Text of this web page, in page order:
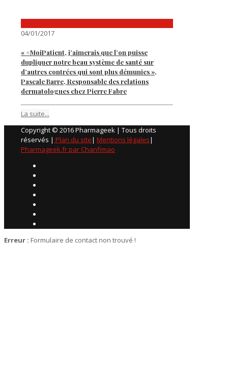
04/01/2017
« #MoiPatient, j’aimerais que l’on puisse
dupliquer notre beau système de santé sur
d’autres contrées qui sont plus démunies »,
Pascale Barre, Responsable des relations
dermatologues chez Pierre Fabre
La suite...
Copyright © 2016 Pharmageek | Tous droits
réservés | Plan du site| Mentions légales|
Pharmageek.fr par Chanfimao
Erreur : Formulaire de contact non trouvé !